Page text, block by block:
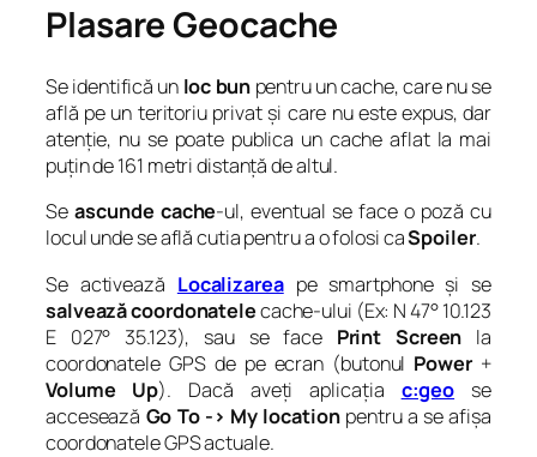
Plasare Geocache
Se identifică un loc bun pentru un cache, care nu se
află pe un teritoriu privat și care nu este expus, dar
atenție, nu se poate publica un cache aflat la mai
puțin de 161 metri distanță de altul.
Seascunde cache-ul, eventual se face o poză cu
locul unde se află cutia pentru a o folosi caSpoiler.
Se activează Localizareape smartphone și se
salvează coordonatelecache-ului (Ex: N 47° 10.123
E 027° 35.123), sau se face Print Screen la
coordonatele GPS de pe ecran (butonul Power+
Volume
Up). Dacă aveți aplicația c:geo se
accesează Go To -> My locationpentru a se afișa
coordonatele GPS actuale.